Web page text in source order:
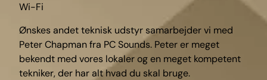
Wi-Fi
Ønskes andet teknisk udstyr samarbejder vi med
Peter Chapman fra PC Sounds. Peter er meget
bekendt med vores lokaler og en meget kompetent
tekniker, der har alt hvad du skal bruge.